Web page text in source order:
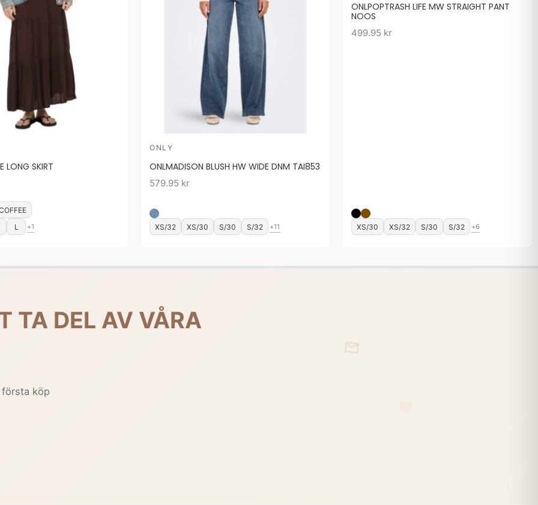
LONG SKIRT
L +1
ONLY
ONLMADISON BLUSH HW WIDE DNM TAI853
579.95 kr
XS/32 XS/30 S/30 S/32 +11
ONLPOPTRASH LIFE MW STRAIGHT PANT
NOOS
499.95 kr
XS/30 XS/32 S/30 S/32 +6
TA DEL AV VÅRA
första köp